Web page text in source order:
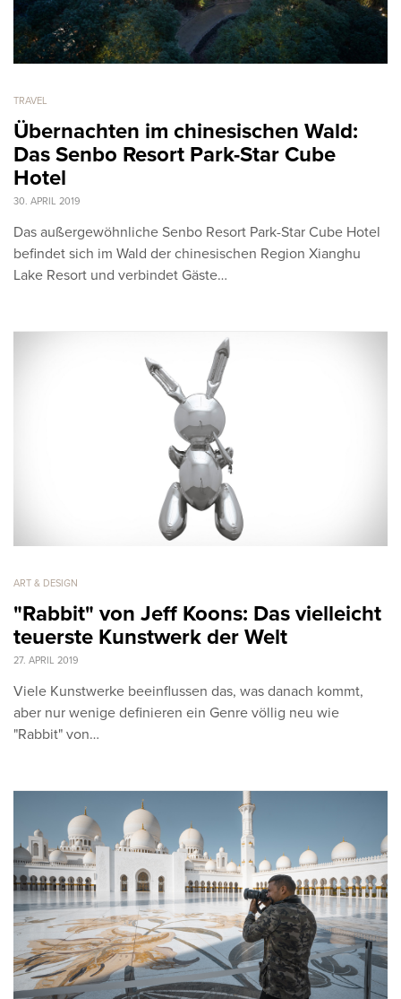
TRAVEL
Übernachten im chinesischen Wald:
Das Senbo Resort Park-Star Cube
Hotel
30. APRIL 2019
Das außergewöhnliche Senbo Resort Park-Star Cube Hotel
befindet sich im Wald der chinesischen Region Xianghu
Lake Resort und verbindet Gäste…
ART & DESIGN
"Rabbit" von Jeff Koons: Das vielleicht
teuerste Kunstwerk der Welt
27. APRIL 2019
Viele Kunstwerke beeinflussen das, was danach kommt,
aber nur wenige definieren ein Genre völlig neu wie
"Rabbit" von…